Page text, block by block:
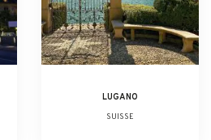
LUGANO
SUISSE